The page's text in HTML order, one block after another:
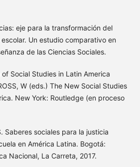
eje para la transformación del
Un estudio comparativo en
de las Ciencias Sociales.
Social Studies in Latin America
W (eds.) The New Social Studies
New York: Routledge (en proceso
Saberes sociales para la justicia
en América Latina. Bogotá:
Nacional, La Carreta, 2017.